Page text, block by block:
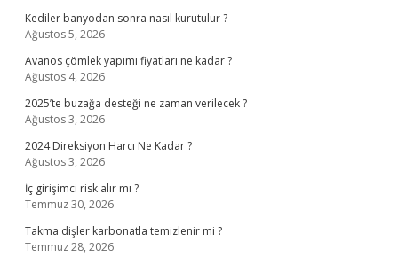
Kediler banyodan sonra nasıl kurutulur ?
Ağustos 5, 2026
Avanos çömlek yapımı fiyatları ne kadar ?
Ağustos 4, 2026
2025’te buzağa desteği ne zaman verilecek ?
Ağustos 3, 2026
2024 Direksiyon Harcı Ne Kadar ?
Ağustos 3, 2026
İç girişimci risk alır mı ?
Temmuz 30, 2026
Takma dişler karbonatla temizlenir mi ?
Temmuz 28, 2026